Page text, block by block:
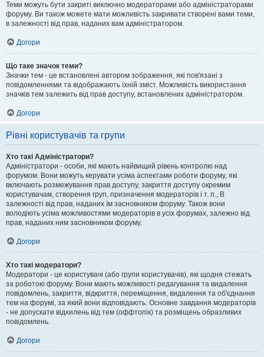
Теми можуть бути закриті виключно модераторами або адміністраторами
форуму. Ви також можете мати можливість закривати створені вами теми,
в залежності від прав, наданих вам адміністратором.
Догори
Що таке значок теми?
Значки тем - це встановлені автором зображення, які пов'язані з
повідомленнями та відображають їхній зміст. Можливість використання
значків тем залежить від прав доступу, встановлених адміністратором.
Догори
Рівні користувачів та групи
Хто такі Адміністратори?
Адміністратори - особи, які мають найвищий рівень контролю над
форумом. Вони можуть керувати усіма аспектами роботи форуму, які
включають розмежування прав доступу, закриття доступу окремим
користувачам, створення груп, призначення модераторів і т. п., В
залежності від прав, наданих їм засновником форуму. Також вони
володіють усіма можливостями модераторів в усіх форумах, залежно від
прав, наданих ним засновником форуму.
Догори
Хто такі модератори?
Модератори - це користувачі (або групи користувачів), які щодня стежать
за роботою форуму. Вони мають можливості редагування та видалення
повідомлень, закриття, відкриття, переміщення, видалення та об'єднання
тем на форумі, за який вони відповідають. Основне завдання модераторів
- не допускати відхилень від тем (оффтопік) та розміщень образливих
повідомлень.
Догори